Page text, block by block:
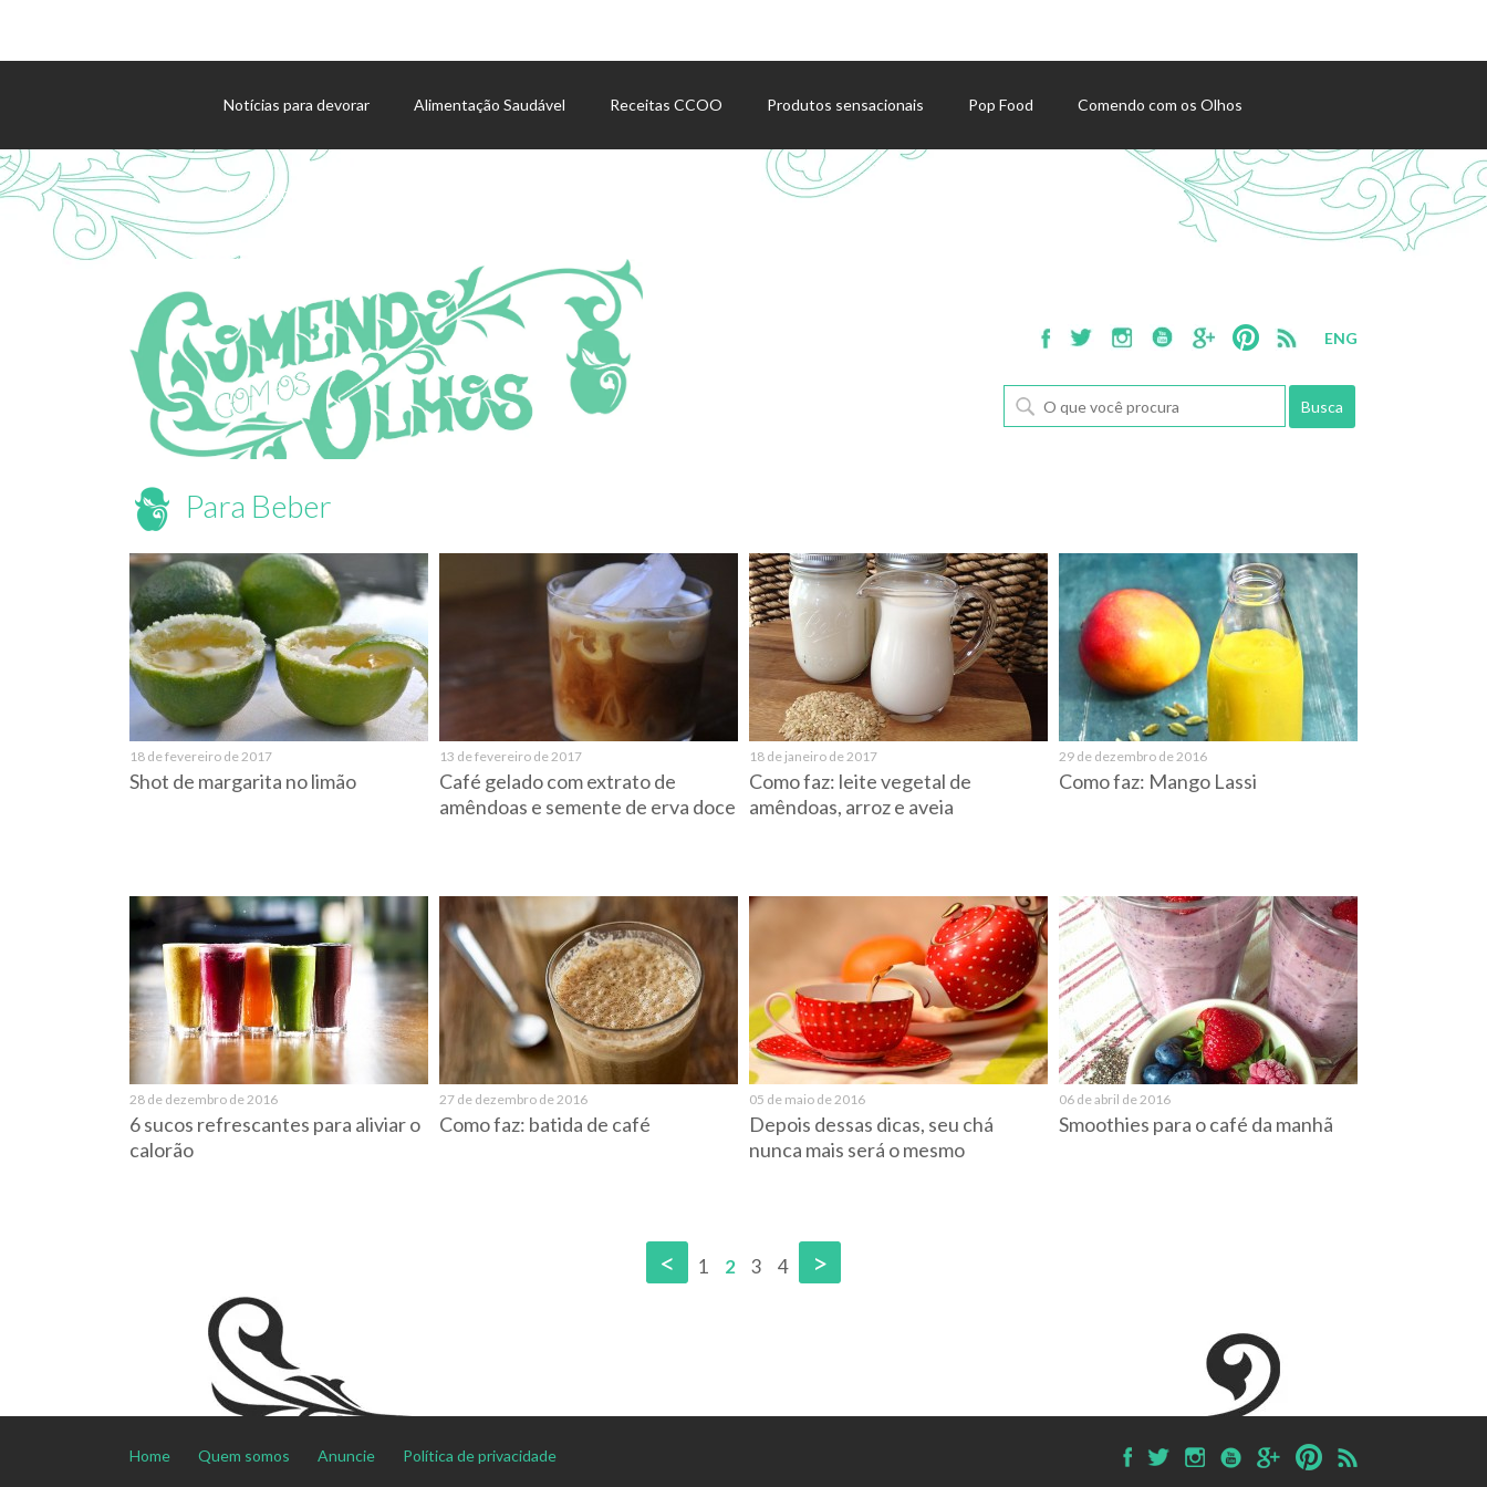
Notícias para devorar Alimentação Saudável Receitas CCOO Produtos sensacionais Pop Food Comendo com os Olhos
Agenda de eventos
ENG
Para Beber
18 de fevereiro de 2017
Shot de margarita no limão
13 de fevereiro de 2017
Café gelado com extrato de
amêndoas e semente de erva doce
18 de janeiro de 2017
Como faz: leite vegetal de
amêndoas, arroz e aveia
29 de dezembro de 2016
Como faz: Mango Lassi
28 de dezembro de 2016
6 sucos refrescantes para aliviar o
calorão
27 de dezembro de 2016
Como faz: batida de café
05 de maio de 2016
Depois dessas dicas, seu chá
nunca mais será o mesmo
06 de abril de 2016
Smoothies para o café da manhã
< 1 2 3 4 >
Home Quem somos Anuncie Política de privacidade